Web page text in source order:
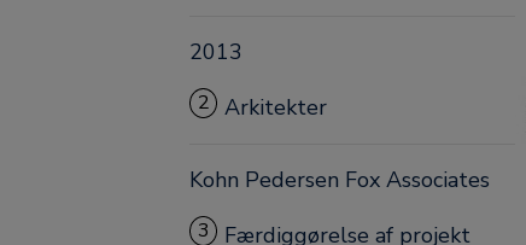
2013
2 Arkitekter
Kohn Pedersen Fox Associates
3 Færdiggørelse af projekt